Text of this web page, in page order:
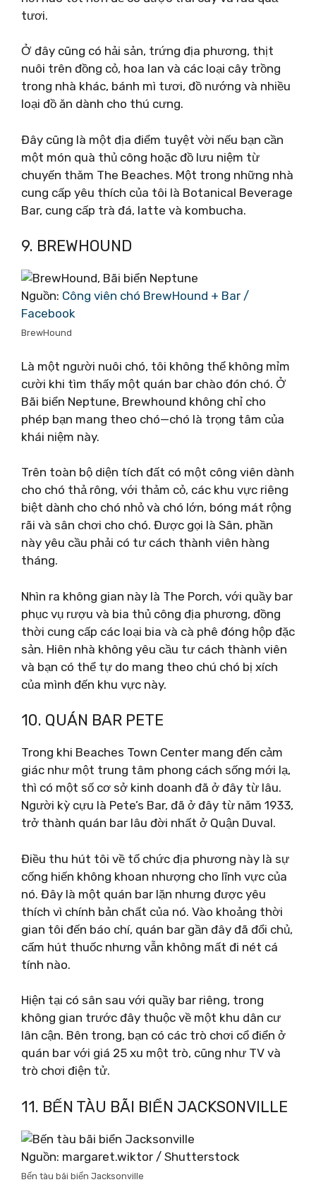
tươi.
Ở đây cũng có hải sản, trứng địa phương, thịt
nuôi trên đồng cỏ, hoa lan và các loại cây trồng
trong nhà khác, bánh mì tươi, đồ nướng và nhiều
loại đồ ăn dành cho thú cưng.
Đây cũng là một địa điểm tuyệt vời nếu bạn cần
một món quà thủ công hoặc đồ lưu niệm từ
chuyến thăm The Beaches. Một trong những nhà
cung cấp yêu thích của tôi là Botanical Beverage
Bar, cung cấp trà đá, latte và kombucha.
9. BREWHOUND
Nguồn: Công viên chó BrewHound + Bar /
Facebook
BrewHound
Là một người nuôi chó, tôi không thể không mỉm
cười khi tìm thấy một quán bar chào đón chó. Ở
Bãi biển Neptune, Brewhound không chỉ cho
phép bạn mang theo chó—chó là trọng tâm của
khái niệm này.
Trên toàn bộ diện tích đất có một công viên dành
cho chó thả rông, với thảm cỏ, các khu vực riêng
biệt dành cho chó nhỏ và chó lớn, bóng mát rộng
rãi và sân chơi cho chó. Được gọi là Sân, phần
này yêu cầu phải có tư cách thành viên hàng
tháng.
Nhìn ra không gian này là The Porch, với quầy bar
phục vụ rượu và bia thủ công địa phương, đồng
thời cung cấp các loại bia và cà phê đóng hộp đặc
sản. Hiên nhà không yêu cầu tư cách thành viên
và bạn có thể tự do mang theo chú chó bị xích
của mình đến khu vực này.
10. QUÁN BAR PETE
Trong khi Beaches Town Center mang đến cảm
giác như một trung tâm phong cách sống mới lạ,
thì có một số cơ sở kinh doanh đã ở đây từ lâu.
Người kỳ cựu là Pete’s Bar, đã ở đây từ năm 1933,
trở thành quán bar lâu đời nhất ở Quận Duval.
Điều thu hút tôi về tổ chức địa phương này là sự
cống hiến không khoan nhượng cho lĩnh vực của
nó. Đây là một quán bar lặn nhưng được yêu
thích vì chính bản chất của nó. Vào khoảng thời
gian tôi đến báo chí, quán bar gần đây đã đổi chủ,
cấm hút thuốc nhưng vẫn không mất đi nét cá
tính nào.
Hiện tại có sân sau với quầy bar riêng, trong
không gian trước đây thuộc về một khu dân cư
lân cận. Bên trong, bạn có các trò chơi cổ điển ở
quán bar với giá 25 xu một trò, cũng như TV và
trò chơi điện tử.
11. BẾN TÀU BÃI BIỂN JACKSONVILLE
Nguồn: margaret.wiktor / Shutterstock
Bến tàu bãi biển Jacksonville